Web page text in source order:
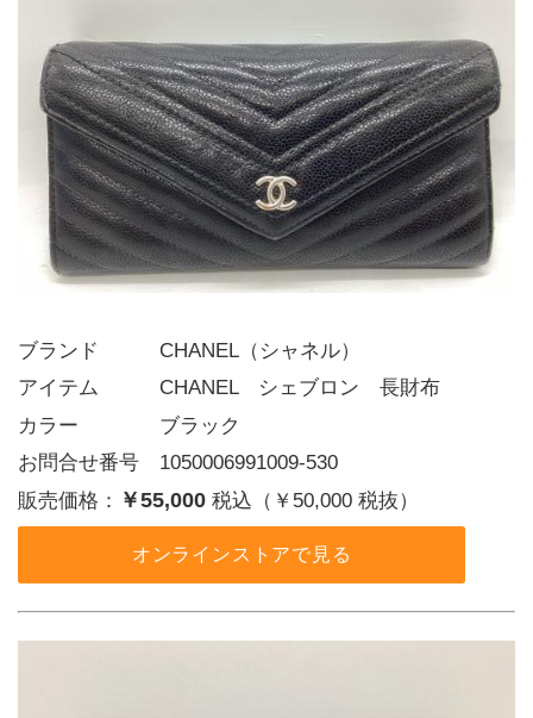
ブランド   CHANEL（シャネル）
アイテム   CHANEL　シェブロン　長財布
カラー    ブラック
お問合せ番号 1050006991009-530
販売価格： ￥55,000 税込（￥50,000 税抜）
オンラインストアで見る